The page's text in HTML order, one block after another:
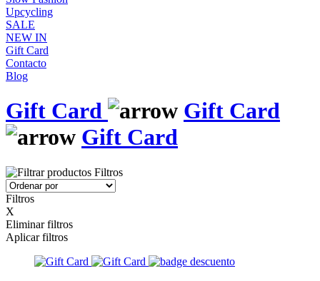
Upcycling
SALE
NEW IN
Gift Card
Contacto
Blog
Gift Card
Gift Card
Gift Card
Filtros
Filtros
X
Eliminar filtros
Aplicar filtros